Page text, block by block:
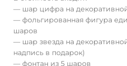
— шар цифра на
— фольгированная фигура
шаров
— шар звезда на
надпись в подарок)
— фонтан из 5 шаров